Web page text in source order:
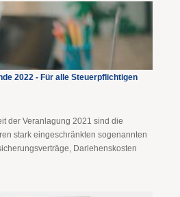
2022 - Für alle Steuerpflichtigen
der Veranlagung 2021 sind die
stark eingeschränkten sogenannten
Darlehenskosten